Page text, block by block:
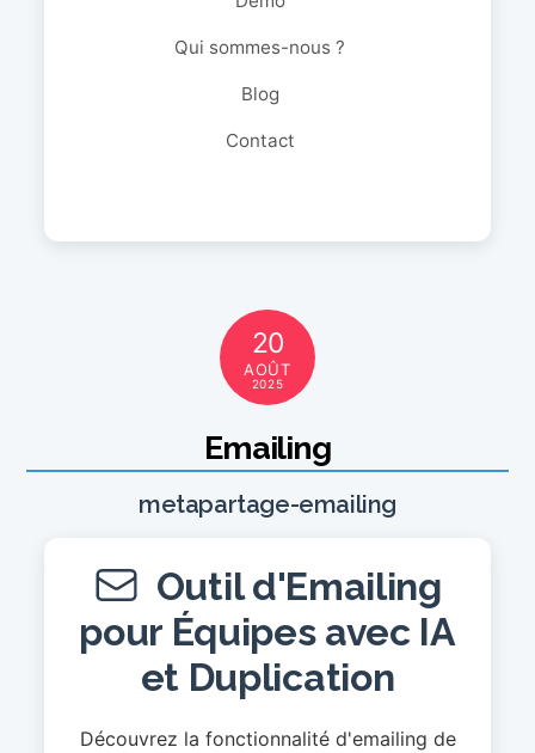
Qui sommes-nous ?
Blog
Contact
20
AOÛT
2025
Emailing
metapartage-emailing
Outil d'Emailing
pour Équipes avec IA
et Duplication
Découvrez la fonctionnalité d'emailing de